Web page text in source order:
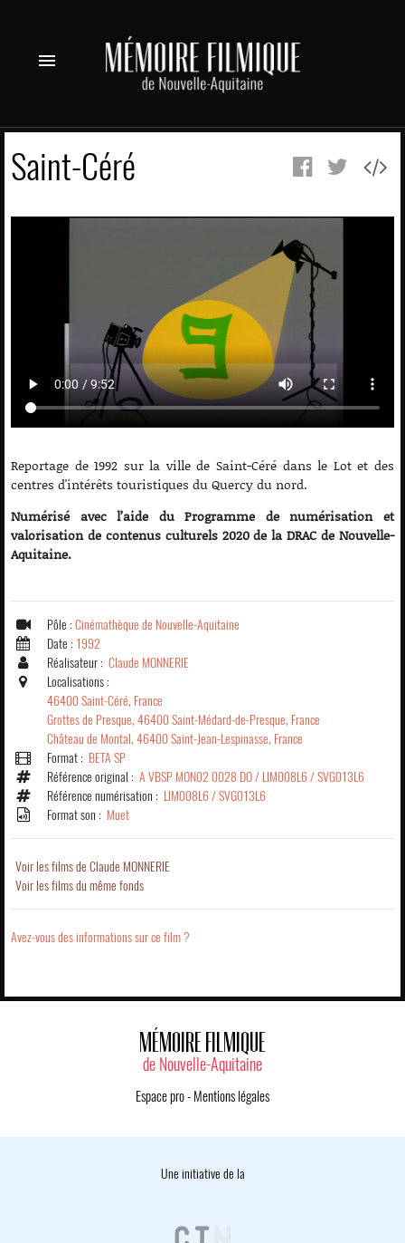
menu
Saint-Céré
Reportage de 1992 sur la ville de Saint-Céré dans le Lot et des
centres d'intérêts touristiques du Quercy du nord.
Numérisé avec l’aide du Programme de numérisation et
valorisation de contenus culturels 2020 de la DRAC de Nouvelle-
Aquitaine.
Pôle : Cinémathèque de Nouvelle-Aquitaine
Date : 1992
Réalisateur : Claude MONNERIE
Localisations :
46400 Saint-Céré, France
Grottes de Presque, 46400 Saint-Médard-de-Presque, France
Château de Montal, 46400 Saint-Jean-Lespinasse, France
Format : BETA SP
Référence original : A VBSP MON02 0028 DO / LIM008L6 / SVG013L6
Référence numérisation : LIM008L6 / SVG013L6
Format son : Muet
Voir les films de Claude MONNERIE
Voir les films du même fonds
Avez-vous des informations sur ce film ?
MÉMOIRE FILMIQUE
de Nouvelle-Aquitaine
Espace pro- Mentions légales
Une initiative de la